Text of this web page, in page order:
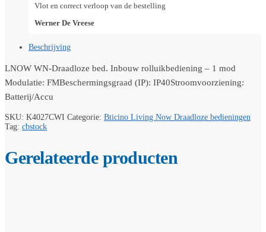
Vlot en correct verloop van de bestelling
Werner De Vreese
Beschrijving
LNOW WN-Draadloze bed. Inbouw rolluikbediening – 1 mod
Modulatie: FMBeschermingsgraad (IP): IP40Stroomvoorziening:
Batterij/Accu
SKU: K4027CWI Categorie: Bticino Living Now Draadloze bedieningen
Tag: cbstock
Gerelateerde producten